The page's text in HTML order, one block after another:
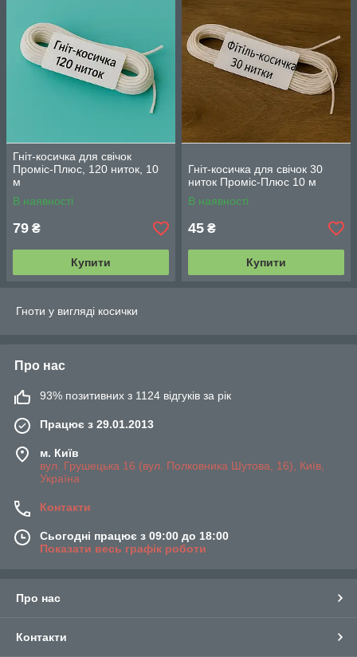
Гніт-косичка для свічок
Проміс-Плюс, 120 ниток, 10
м
В наявності
79 ₴
Купити
Гніт-косичка для свічок 30
ниток Проміс-Плюс 10 м
В наявності
45 ₴
Купити
Гноти у вигляді косички
Про нас
93% позитивних з 1124 відгуків за рік
Працює з 29.01.2013
м. Київ
вул. Грушецька 16 (вул. Полковника Шутова, 16), Київ,
Україна
Контакти
Сьогодні працює з 09:00 до 18:00
Показати весь графік роботи
Про нас
Контакти